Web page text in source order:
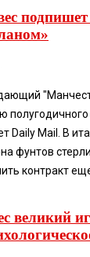
Daily Mail. В
фунтов
контракт
великий